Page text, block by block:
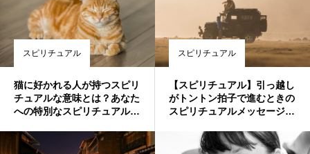
スピリチュアル
猫に好かれる人が持つスピリ
チュアルな意味とは？あなた
への特別なスピリチュアルメ
スピリチュアル
【スピリチュアル】引っ越し
がトントン拍子で進むときの
スピリチュアルメッセージと